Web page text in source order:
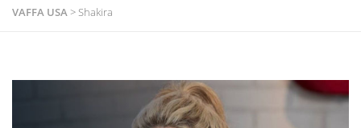
VAFFA USA>Shakira